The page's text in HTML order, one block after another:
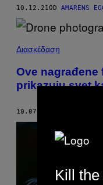
10.12.21OD AMARENS
Διασκέδαση
Ove
prikazuju svet
10.07.21
Kill